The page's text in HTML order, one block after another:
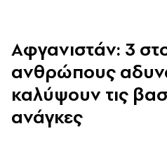
Αφγανιστάν: 3
ανθρώπους
καλύψουν τις
ανάγκες